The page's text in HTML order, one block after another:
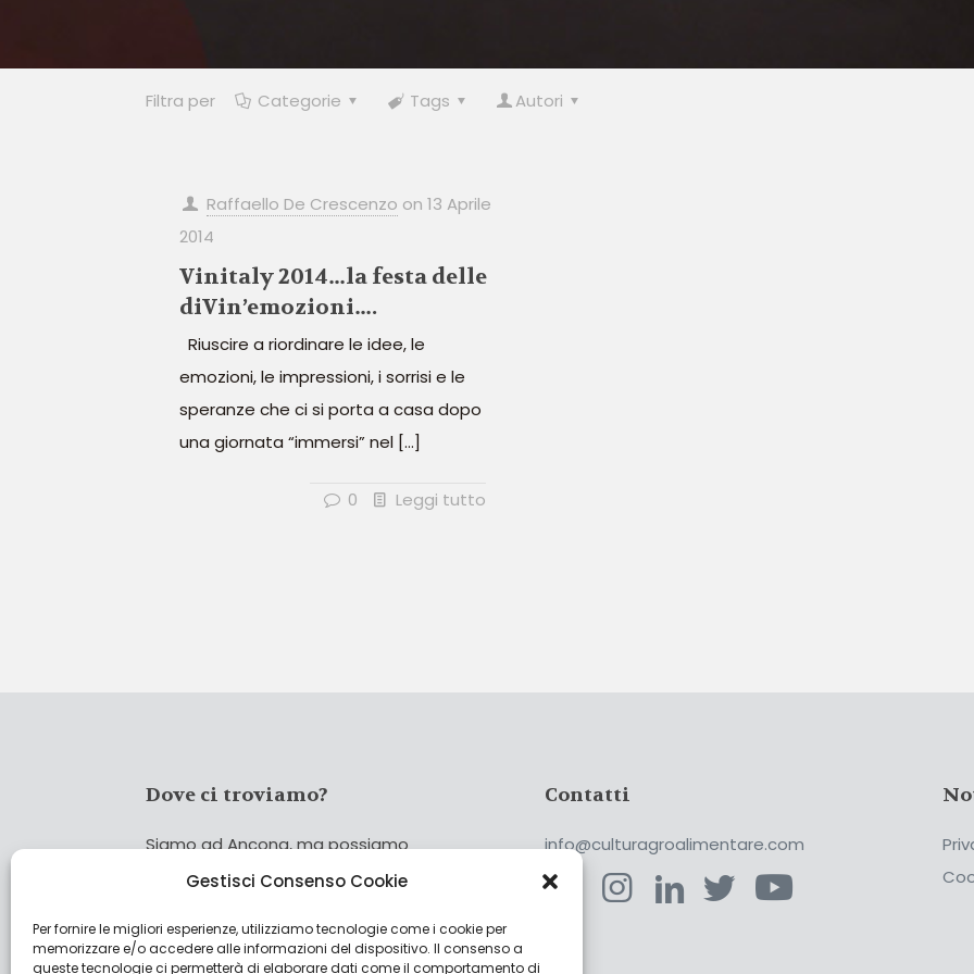
Gestisci Consenso Cookie
Per fornire le migliori esperienze, utilizziamo tecnologie come i cookie per
memorizzare e/o accedere alle informazioni del dispositivo. Il consenso a
queste tecnologie ci permetterà di elaborare dati come il comportamento di
Filtra per Categorie Tags Autori
Raffaello De Crescenzo on 13 Aprile
2014
Vinitaly 2014…la festa delle
diVin’emozioni….
Riuscire a riordinare le idee, le
emozioni, le impressioni, i sorrisi e le
speranze che ci si porta a casa dopo
una giornata “immersi” nel[…]
0 Leggi tutto
Dove ci troviamo?
Siamo ad Ancona, ma possiamo
coprire tutta Italia!
Cerca
Cerca
Contatti
info@culturagroalimentare.com